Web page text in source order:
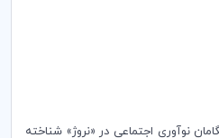
نوآوری اجتماعی در «نروژ» شناخته